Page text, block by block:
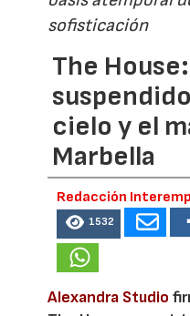
sofisticación
The
cielo y el
Marbella
Redacción
1532
Alexandra Studio